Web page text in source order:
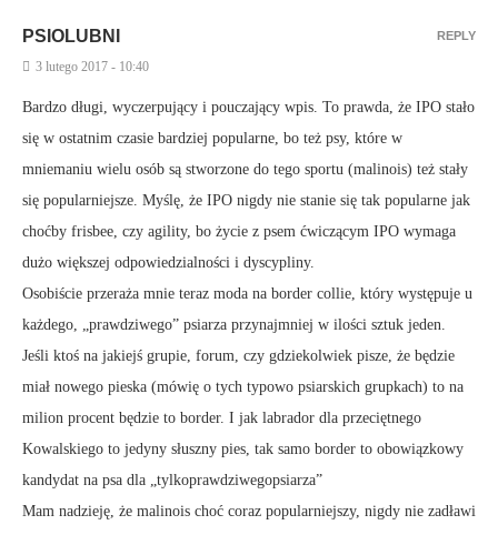
PSIOLUBNI
3 lutego 2017 - 10:40
Bardzo długi, wyczerpujący i pouczający wpis. To prawda, że IPO stało
się w ostatnim czasie bardziej popularne, bo też psy, które w
mniemaniu wielu osób są stworzone do tego sportu (malinois) też stały
się popularniejsze. Myślę, że IPO nigdy nie stanie się tak popularne jak
choćby frisbee, czy agility, bo życie z psem ćwiczącym IPO wymaga
dużo większej odpowiedzialności i dyscypliny.
Osobiście przeraża mnie teraz moda na border collie, który występuje u
każdego, „prawdziwego” psiarza przynajmniej w ilości sztuk jeden.
Jeśli ktoś na jakiejś grupie, forum, czy gdziekolwiek pisze, że będzie
miał nowego pieska (mówię o tych typowo psiarskich grupkach) to na
milion procent będzie to border. I jak labrador dla przeciętnego
Kowalskiego to jedyny słuszny pies, tak samo border to obowiązkowy
kandydat na psa dla „tylkoprawdziwegopsiarza”
Mam nadzieję, że malinois choć coraz popularniejszy, nigdy nie zadławi
REPLY